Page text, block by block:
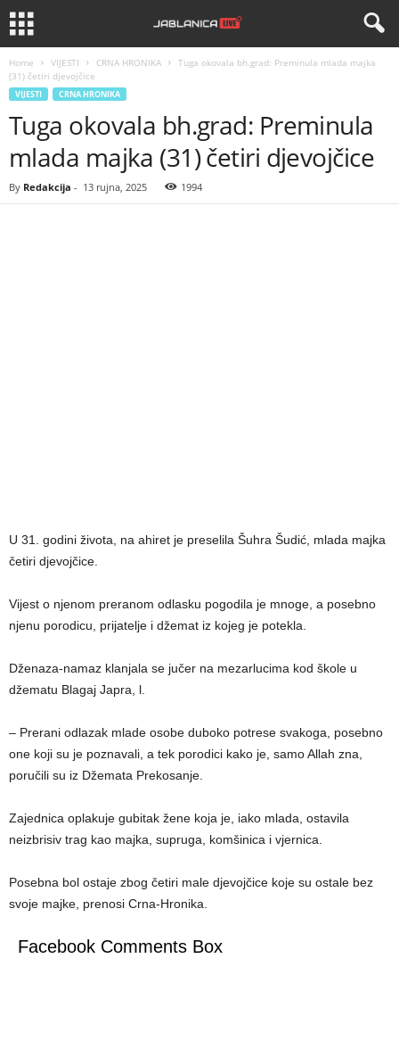
Home VIJESTI CRNA HRONIKA
Tuga okovala bh.grad: Preminula mlada majka
(31) četiri djevojčice
VIJESTI CRNA HRONIKA
Tuga okovala bh.grad: Preminula
mlada majka (31) četiri djevojčice
By Redakcija - 13 rujna, 2025 1994
U 31. godini života, na ahiret je preselila Šuhra Šudić, mlada majka
četiri djevojčice.
Vijest o njenom preranom odlasku pogodila je mnoge, a posebno
njenu porodicu, prijatelje i džemat iz kojeg je potekla.
Dženaza-namaz klanjala se jučer na mezarlucima kod škole u
džematu Blagaj Japra, l.
– Prerani odlazak mlade osobe duboko potrese svakoga, posebno
one koji su je poznavali, a tek porodici kako je, samo Allah zna,
poručili su iz Džemata Prekosanje.
Zajednica oplakuje gubitak žene koja je, iako mlada, ostavila
neizbrisiv trag kao majka, supruga, komšinica i vjernica.
Posebna bol ostaje zbog četiri male djevojčice koje su ostale bez
svoje majke, prenosi Crna-Hronika.
Facebook Comments Box